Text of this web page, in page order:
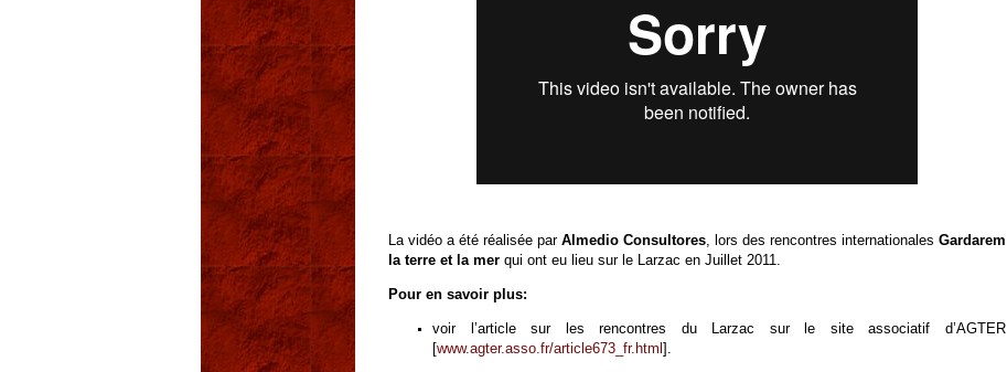
La vidéo a été réalisée par Almedio Consultores , lors des rencontres internationales Gardarem
la terre et la mer qui ont eu lieu sur le Larzac en Juillet 2011.
Pour en savoir plus:
voir l’article sur les rencontres du Larzac sur le site associatif d’AGTER
[www.agter.asso.fr/article673_fr.html].